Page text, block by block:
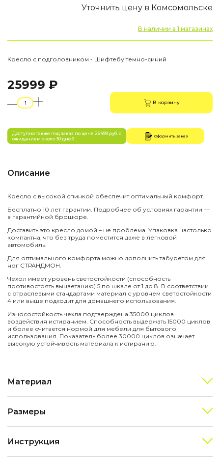
Уточнить цену в Комсомольске
В наличии в 1 магазинах
Кресло с подголовником - Шифтебу темно-синий
25999 ₽
В корзину
Доступно также под заказ по цене 26499 руб. с
ожиданием около 30 дней.
Оформить заказ
Описание
Кресло с высокой спинкой обеспечит оптимальный комфорт.
Бесплатно 10 лет гарантии. Подробнее об условиях гарантии —
в гарантийной брошюре.
Доставить это кресло домой – не проблема. Упаковка настолько
компактна, что без труда поместится даже в легковой
автомобиль.
Для оптимального комфорта можно дополнить табуретом для
ног СТРАНДМОН.
Чехол имеет уровень светостойкости (способность
противостоять выцветанию) 5 по шкале от 1 до 8. В соответствии
с отраслевыми стандартами материал с уровнем светостойкости
4 или выше подходит для домашнего использования.
Износостойкость чехла подтверждена 35000 циклов
воздействия истиранием. Способность выдержать 15000 циклов
и более считается нормой для мебели для бытового
использования. Показатель более 30000 циклов означает
высокую устойчивость материала к истиранию.
Материал
Размеры
Инструкция